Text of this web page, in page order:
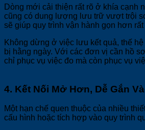
Dòng mới cải thiện rất rõ ở khía cạnh
cũng có dung lượng lưu trữ vượt trội
sẽ giúp quy trình vận hành gọn hơn rất
Không dừng ở việc lưu kết quả, thế
bị hằng ngày. Với các đơn vị cần hồ
chỉ phục vụ việc đo mà còn phục vụ
4. Kết Nối Mở Hơn, Dễ Gắn
Một hạn chế quen thuộc của nhiều
cấu hình hoặc tích hợp vào quy trình